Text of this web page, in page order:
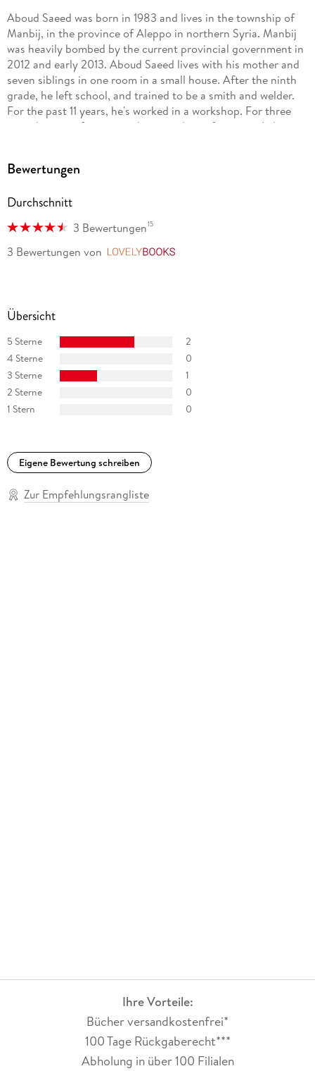
Aboud Saeed was born in 1983 and lives in the township of
Manbij, in the province of Aleppo in northern Syria. Manbij
was heavily bombed by the current provincial government in
2012 and early 2013. Aboud Saeed lives with his mother and
seven siblings in one room in a small house. After the ninth
grade, he left school, and trained to be a smith and welder.
For the past 11 years, he's worked in a workshop. For three
years he was a foreign worker in a plastic factory in Lebanon,
Bewertungen
Durchschnitt
3 Bewertungen15
3 Bewertungen von
Übersicht
5 Sterne
2
4 Sterne
0
3 Sterne
1
2 Sterne
0
1 Stern
0
Eigene Bewertung schreiben
Zur Empfehlungsrangliste
Ihre Vorteile:
Bücher versandkostenfrei*
100 Tage Rückgaberecht***
Abholung in über 100 Filialen